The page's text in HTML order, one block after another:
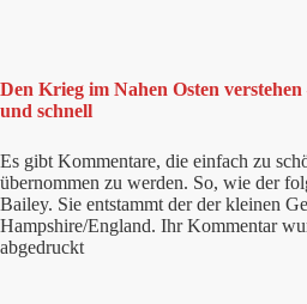
Den Krieg im Nahen Osten verstehen
und schnell
Es gibt Kommentare, die einfach zu
übernommen zu werden. So, wie der
Bailey. Sie entstammt der der kleinen
Hampshire/England. Ihr Kommentar
abgedruckt